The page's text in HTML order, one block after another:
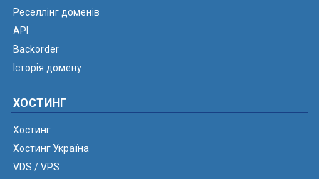
Реселлінг доменів
API
Backorder
Історія домену
ХОСТИНГ
Хостинг
Хостинг Україна
VDS / VPS